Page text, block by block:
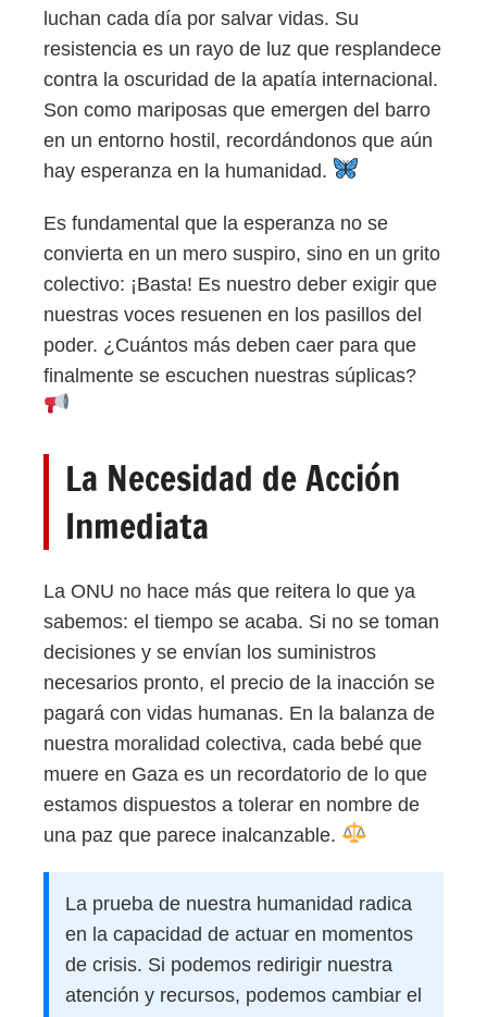
luchan cada día por salvar vidas. Su
resistencia es un rayo de luz que resplandece
contra la oscuridad de la apatía internacional.
Son como mariposas que emergen del barro
en un entorno hostil, recordándonos que aún
hay esperanza en la humanidad.
Es fundamental que la esperanza no se
convierta en un mero suspiro, sino en un grito
colectivo: ¡Basta! Es nuestro deber exigir que
nuestras voces resuenen en los pasillos del
poder. ¿Cuántos más deben caer para que
finalmente se escuchen nuestras súplicas?
La Necesidad de Acción
Inmediata
La ONU no hace más que reitera lo que ya
sabemos: el tiempo se acaba. Si no se toman
decisiones y se envían los suministros
necesarios pronto, el precio de la inacción se
pagará con vidas humanas. En la balanza de
nuestra moralidad colectiva, cada bebé que
muere en Gaza es un recordatorio de lo que
estamos dispuestos a tolerar en nombre de
una paz que parece inalcanzable.
La prueba de nuestra humanidad radica
en la capacidad de actuar en momentos
de crisis. Si podemos redirigir nuestra
atención y recursos, podemos cambiar el